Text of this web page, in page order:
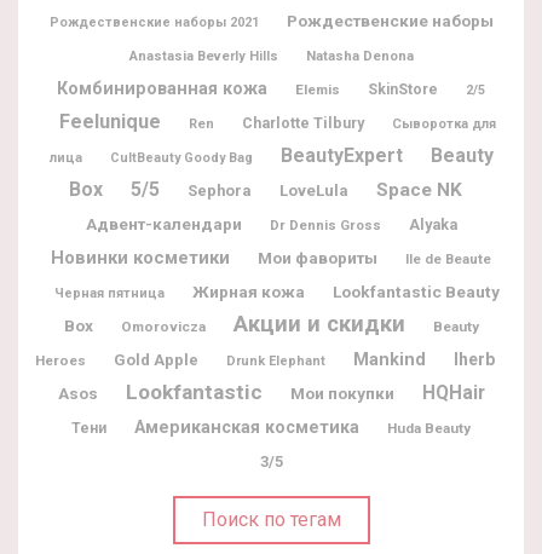
Рождественские наборы 2021 Рождественские наборы
Anastasia Beverly Hills Natasha Denona
Комбинированная кожа Elemis SkinStore 2/5
Feelunique Ren Charlotte Tilbury Сыворотка для
лица CultBeauty Goody Bag BeautyExpert
Beauty
Box
5/5 Sephora LoveLula Space NK
Адвент-календари Dr Dennis Gross Alyaka
Новинки косметики Мои фавориты Ile de Beaute
Черная пятница Жирная кожа
Lookfantastic Beauty
Box
Omorovicza Акции и скидки
Beauty
Heroes
Gold Apple Drunk Elephant Mankind Iherb
Asos Lookfantastic Мои покупки HQHair
Тени Американская косметика Huda Beauty
3/5
Поиск по тегам